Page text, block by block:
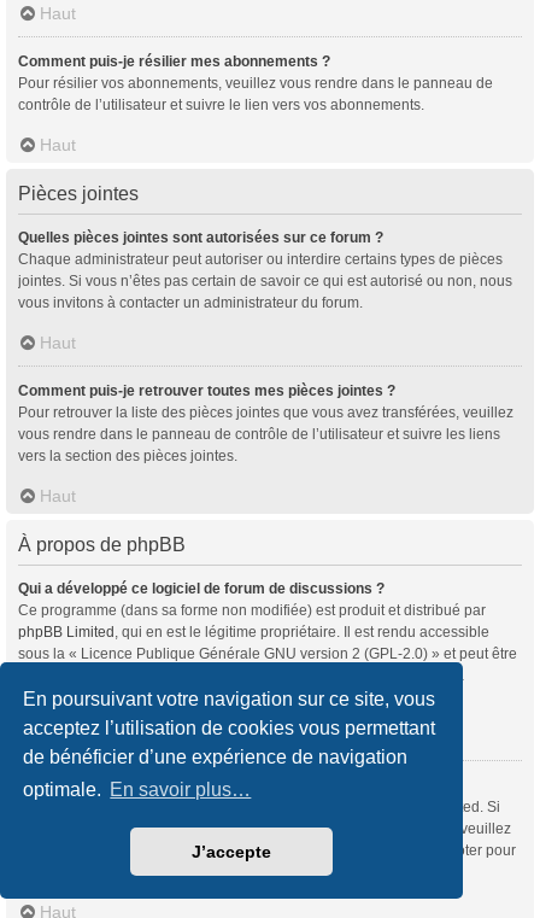
En poursuivant votre navigation sur ce site, vous
acceptez l’utilisation de cookies vous permettant
de bénéficier d’une expérience de navigation
optimale. En savoir plus…
J’accepte
Haut
Comment puis-je résilier mes abonnements ?
Pour résilier vos abonnements, veuillez vous rendre dans le panneau de
contrôle de l’utilisateur et suivre le lien vers vos abonnements.
Haut
Pièces jointes
Quelles pièces jointes sont autorisées sur ce forum ?
Chaque administrateur peut autoriser ou interdire certains types de pièces
jointes. Si vous n’êtes pas certain de savoir ce qui est autorisé ou non, nous
vous invitons à contacter un administrateur du forum.
Haut
Comment puis-je retrouver toutes mes pièces jointes ?
Pour retrouver la liste des pièces jointes que vous avez transférées, veuillez
vous rendre dans le panneau de contrôle de l’utilisateur et suivre les liens
vers la section des pièces jointes.
Haut
À propos de phpBB
Qui a développé ce logiciel de forum de discussions ?
Ce programme (dans sa forme non modifiée) est produit et distribué par
phpBB Limited , qui en est le légitime propriétaire. Il est rendu accessible
sous la « Licence Publique Générale GNU version 2 (GPL-2.0) » et peut être
rubrique «À propos de phpBB» (en anglais).
Haut
Pourquoi la fonctionnalité X n’est pas disponible ?
Ce programme a été développé et mis sous licence par phpBB Limited. Si
vous souhaitez proposer l’intégration d’une nouvelle fonctionnalité, veuillez
notre centre d’idées(en anglais) où vous pourrez voter pour
les idées soumises par d’autres utilisateurs et suggérer les vôtres.
Haut